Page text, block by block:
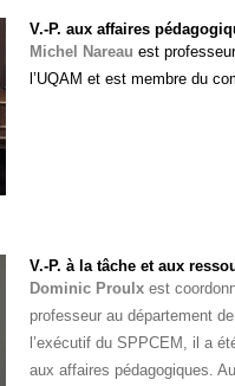
V.-P. aux affaires
Michel Nareau est
l’UQAM et est membre du
V.-P. à la tâche et aux
Dominic Proulx est
professeur au département
l’exécutif du SPPCEM, il a
aux affaires pédagogiques.